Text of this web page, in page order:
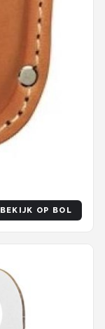
BEKIJK OP BOL